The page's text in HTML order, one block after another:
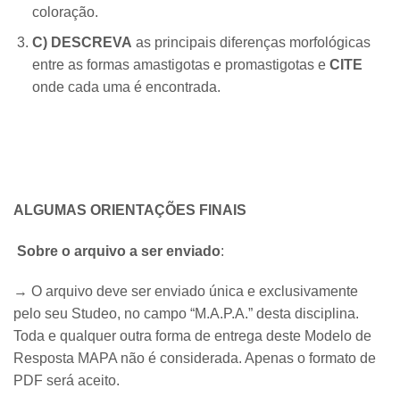
coloração.
C) DESCREVA as principais diferenças morfológicas
entre as formas amastigotas e promastigotas e CITE
onde cada uma é encontrada.
ALGUMAS ORIENTAÇÕES FINAIS
Sobre o arquivo a ser enviado:
→ O arquivo deve ser enviado única e exclusivamente
pelo seu Studeo, no campo “M.A.P.A.” desta disciplina.
Toda e qualquer outra forma de entrega deste Modelo de
Resposta MAPA não é considerada. Apenas o formato de
PDF será aceito.